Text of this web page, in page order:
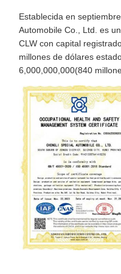
Establecida en
Automobile Co., Ltd. es
CLW con capital
millones de dólares
6,000,000,000(840